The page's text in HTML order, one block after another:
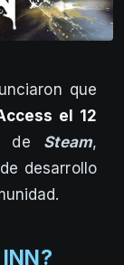
que
el 12
de Steam,
desarrollo